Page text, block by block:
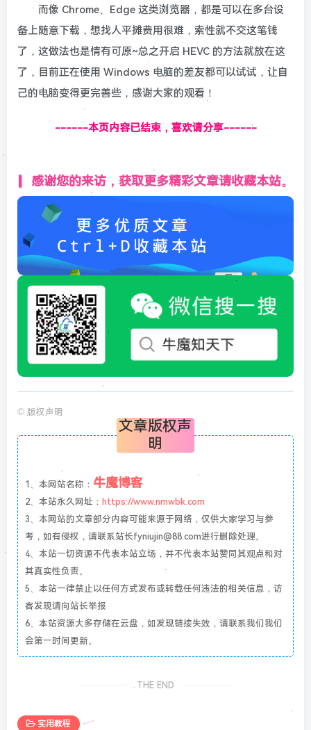
而像 Chrome、Edge 这类浏览器，都是可以在多台设
备上随意下载，想找人平摊费用很难，索性就不交这笔钱
了，这做法也是情有可原~总之开启 HEVC 的方法就放在这
了，目前正在使用 Windows 电脑的差友都可以试试，让自
己的电脑变得更完善些，感谢大家的观看！
------本页内容已结束，喜欢请分享------
感谢您的来访，获取更多精彩文章请收藏本站。
© 版权声明
文章版权声
明
1、本网站名称： 牛魔博客
2、本站永久网址： https://www.nmwbk.com
3、本网站的文章部分内容可能来源于网络，仅供大家学习与参
考，如有侵权，请联系站长fyniujin@88.com进行删除处理。
4、本站一切资源不代表本站立场，并不代表本站赞同其观点和对
其真实性负责。
5、本站一律禁止以任何方式发布或转载任何违法的相关信息，访
客发现请向站长举报
6、本站资源大多存储在云盘，如发现链接失效，请联系我们我们
会第一时间更新。
THE END
实用教程